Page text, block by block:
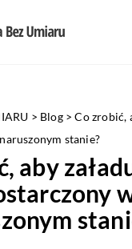
> Blog>Co zrobić,
stanie?
aby